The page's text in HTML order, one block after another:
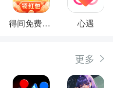
得间免费小说 心遇
更多